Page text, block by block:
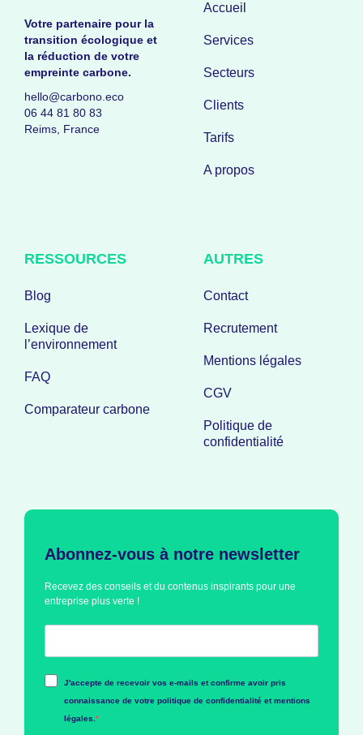
Votre partenaire pour la
transition écologique et
la réduction de votre
empreinte carbone.
hello@carbono.eco
06 44 81 80 83
Reims, France
Accueil
Services
Secteurs
Clients
Tarifs
A propos
RESSOURCES
Blog
Lexique de
l’environnement
FAQ
Comparateur carbone
AUTRES
Contact
Recrutement
Mentions légales
CGV
Politique de
confidentialité
Abonnez-vous à notre newsletter
Recevez des conseils et du contenus inspirants pour une
entreprise plus verte !
J'accepte de recevoir vos e-mails et confirme avoir pris
connaissance de votre politique de confidentialité et mentions
légales.